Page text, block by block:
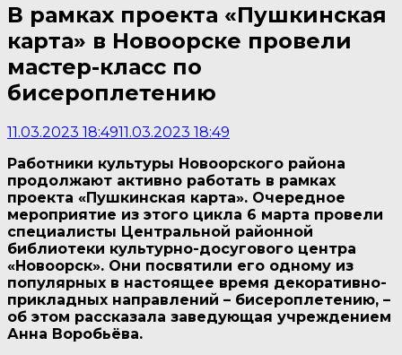
В рамках проекта «Пушкинская
карта» в Новоорске провели
мастер-класс по
бисероплетению
11.03.2023 18:4911.03.2023 18:49
Работники культуры Новоорского района
продолжают активно работать в рамках
проекта «Пушкинская карта». Очередное
мероприятие из этого цикла 6 марта провели
специалисты Центральной районной
библиотеки культурно-досугового центра
«Новоорск». Они посвятили его одному из
популярных в настоящее время декоративно-
прикладных направлений – бисероплетению, –
об этом рассказала заведующая учреждением
Анна Воробьёва.